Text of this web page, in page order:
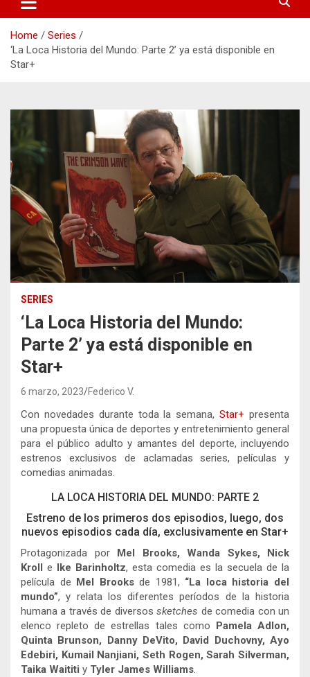
Home
Series
‘La Loca Historia del Mundo: Parte 2’ ya está disponible en
Star+
SERIES
‘La Loca Historia del Mundo:
Parte 2’ ya está disponible en
Star+
6 marzo, 2023 Federico V.
Con novedades durante toda la semana,Star+ presenta
una propuesta única de deportes y entretenimiento general
para el público adulto y amantes del deporte, incluyendo
estrenos exclusivos de aclamadas series, películas y
comedias animadas.
LA LOCA HISTORIA DEL MUNDO: PARTE 2
Estreno de los primeros dos episodios, luego, dos
nuevos episodios cada día, exclusivamente en Star+
Protagonizada por
Mel Brooks, Wanda Sykes, Nick
Kroll e Ike Barinholtz, esta comedia es la secuela de la
película de
Mel Brooksde 1981, “La loca historia del
mundo”, y relata los diferentes períodos de la historia
humana a través de diversossketches de comedia con un
elenco repleto de estrellas tales como
Pamela Adlon,
Quinta Brunson, Danny DeVito, David Duchovny, Ayo
Edebiri, Kumail Nanjiani, Seth Rogen, Sarah Silverman,
Taika Waititi y Tyler James Williams.